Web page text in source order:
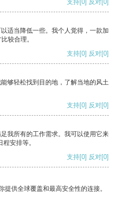
支持[0] 反对[0]
适当降低一些。我个人觉得，一款加
较合理。
支持[0] 反对[0]
够轻松找到目的地，了解当地的风土
支持[0] 反对[0]
我所有的工作需求。我可以使用它来
安排等。
支持[0] 反对[0]
供全球覆盖和最高安全性的连接。